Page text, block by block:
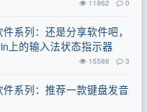
11862 0
系列：还是分享软件吧，
上的输入法状态指示器
15586 3
件系列：推荐一款键盘发音